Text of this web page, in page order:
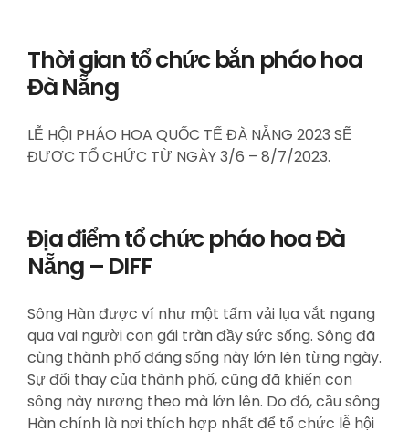
Thời gian tổ chức bắn pháo hoa
Đà Nẵng
LỄ HỘI PHÁO HOA QUỐC TẾ ĐÀ NẴNG 2023 SẼ
ĐƯỢC TỔ CHỨC TỪ NGÀY 3/6 – 8/7/2023.
Địa điểm tổ chức pháo hoa Đà
Nẵng – DIFF
Sông Hàn được ví như một tấm vải lụa vắt ngang
qua vai người con gái tràn đầy sức sống. Sông đã
cùng thành phố đáng sống này lớn lên từng ngày.
Sự đổi thay của thành phố, cũng đã khiến con
sông này nương theo mà lớn lên. Do đó, cầu sông
Hàn chính là nơi thích hợp nhất để tổ chức lễ hội